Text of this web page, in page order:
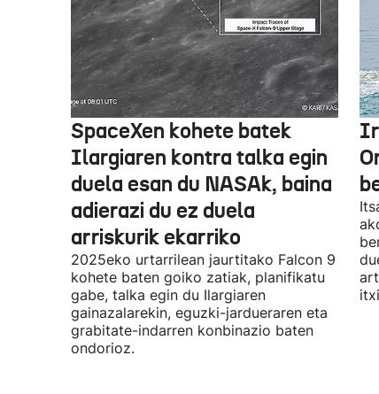
SpaceXen kohete batek
Ilargiaren kontra talka egin
duela esan du NASAk, baina
adierazi du ez duela
arriskurik ekarriko
2025eko urtarrilean jaurtitako Falcon 9
kohete baten goiko zatiak, planifikatu
gabe, talka egin du Ilargiaren
gainazalarekin, eguzki-jardueraren eta
grabitate-indarren konbinazio baten
ondorioz.